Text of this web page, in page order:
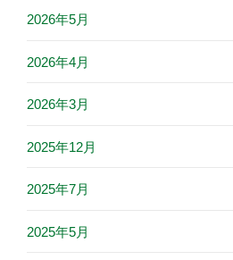
2026年5月
2026年4月
2026年3月
2025年12月
2025年7月
2025年5月